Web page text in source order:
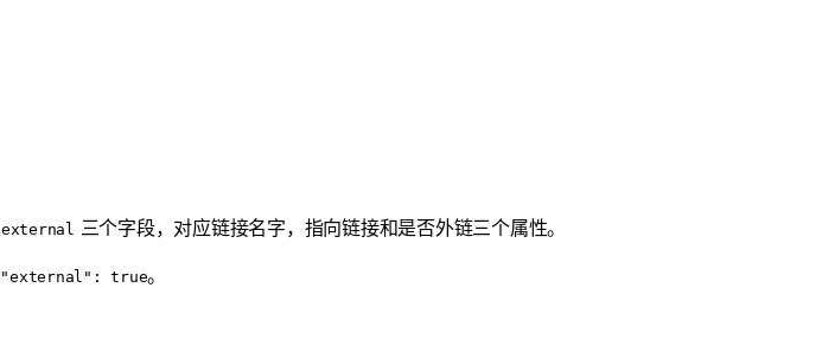
external
三个字段，对应链接名字，指向链接和是否外链三个属性。
"external": true。